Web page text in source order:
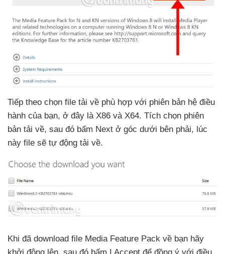
Tiếp theo chọn file tải về phù hợp với phiên bản hệ điều
hành của bạn, ở đây là X86 và X64. Tích chọn phiên
bản tải về, sau đó bấm Next ở góc dưới bên phải, lúc
này file sẽ tự động tải về.
Khi đã download file Media Feature Pack về bạn hãy